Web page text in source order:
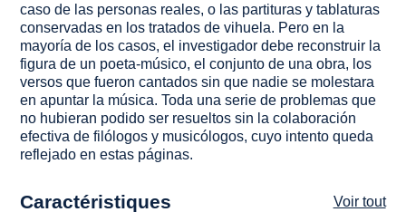
caso de las personas reales, o las partituras y tablaturas
conservadas en los tratados de vihuela. Pero en la
mayoría de los casos, el investigador debe reconstruir la
figura de un poeta-músico, el conjunto de una obra, los
versos que fueron cantados sin que nadie se molestara
en apuntar la música. Toda una serie de problemas que
no hubieran podido ser resueltos sin la colaboración
efectiva de filólogos y musicólogos, cuyo intento queda
reflejado en estas páginas.
Caractéristiques Voir tout